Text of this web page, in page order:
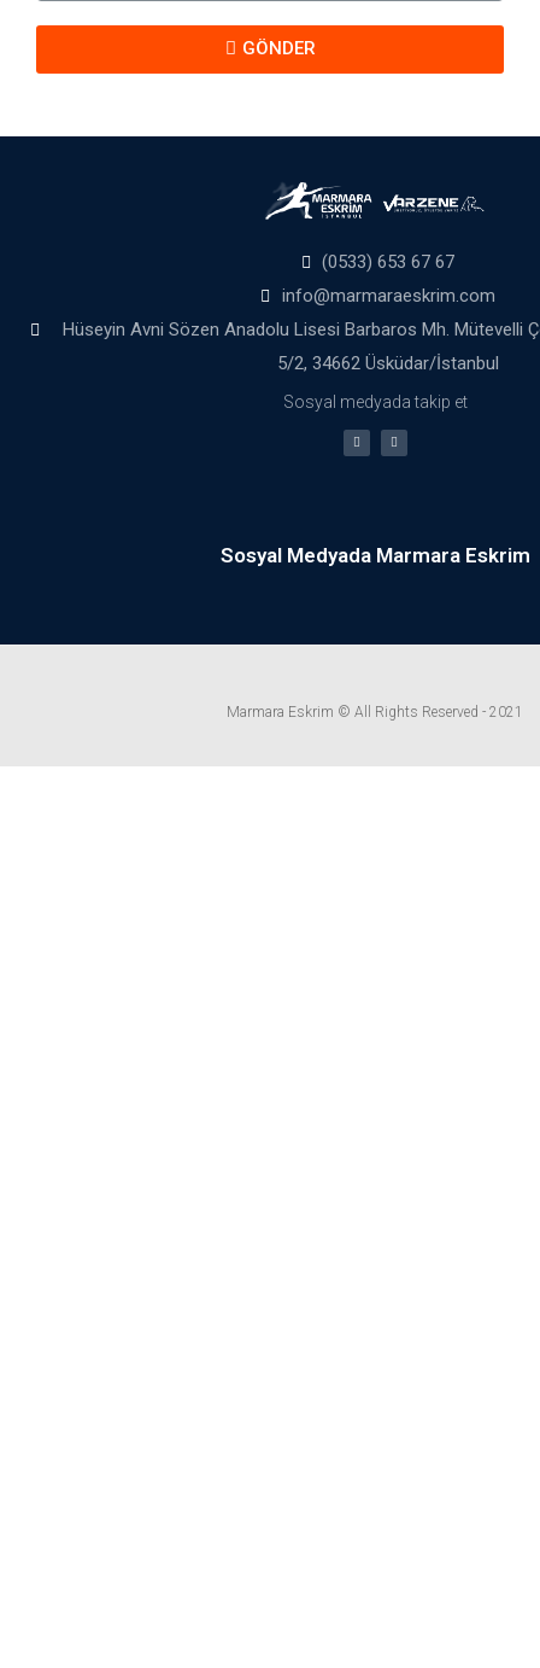
GÖNDER
(0533) 653 67 67
info@marmaraeskrim.com
Hüseyin Avni Sözen Anadolu Lisesi Barbaros Mh. Mütevelli
5/2, 34662 Üsküdar/İstanbul
Sosyal medyada takip et
Sosyal Medyada Marmara Eskrim
Marmara Eskrim © All Rights Reserved - 2021